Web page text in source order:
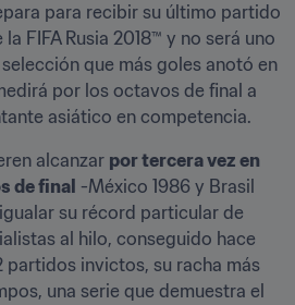
para recibir su último partido
FIFA Rusia 2018™ y no será uno
que más goles anotó en
por los octavos de final a
asiático en competencia.
alcanzar por tercera vez en
de final -México 1986 y Brasil
su récord particular de
al hilo, conseguido hace
partidos invictos, su racha más
una serie que demuestra el